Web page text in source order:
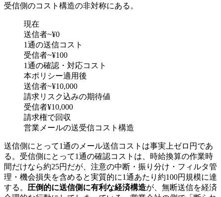
受信側のコスト構造の非対称にある。
現在
送信者~¥0
1通の送信コスト
受信者~¥100
1通の確認・対応コスト
本ポリシー適用後
送信者~¥10,000
請求リスク込みの期待値
受信者¥10,000
請求権で回収
営業メールの送受信コスト構造
送信側にとって1通のメール送信コストは事実上ゼロ円であ
る。受信側にとって1通の確認コストは、時給換算の作業時
間だけなら約25円だが、注意の中断・振り分け・フィルタ管
理・機会損失を含めると実質的に1通あたり約100円規模に達
する。 圧倒的に送信側に有利な経済構造が、無断送信を経済